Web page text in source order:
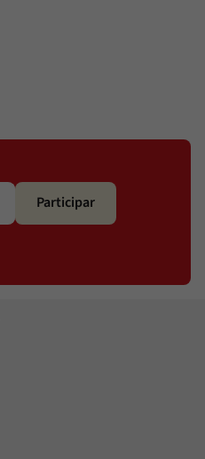
Participar